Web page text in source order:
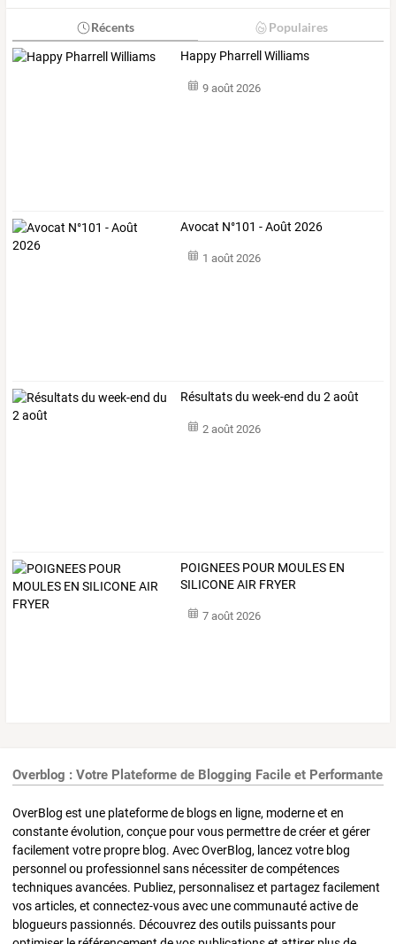
Récents Populaires
Happy Pharrell Williams
9 août 2026
Avocat N°101 - Août 2026
1 août 2026
Résultats du week-end du 2 août
2 août 2026
POIGNEES POUR MOULES EN
SILICONE AIR FRYER
7 août 2026
Overblog : Votre Plateforme de Blogging Facile et Performante
OverBlog est une plateforme de blogs en ligne, moderne et en
constante évolution, conçue pour vous permettre de créer et gérer
facilement votre propre blog. Avec OverBlog, lancez votre blog
personnel ou professionnel sans nécessiter de compétences
techniques avancées. Publiez, personnalisez et partagez facilement
vos articles, et connectez-vous avec une communauté active de
blogueurs passionnés. Découvrez des outils puissants pour